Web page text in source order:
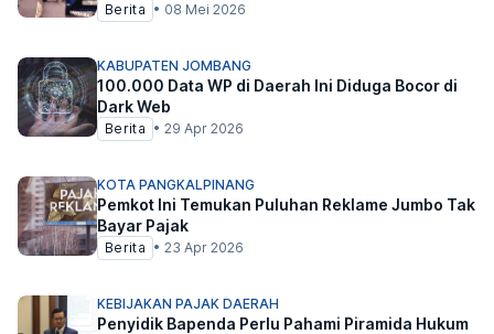
Berita • 08 Mei 2026
KABUPATEN JOMBANG
100.000 Data WP di Daerah Ini Diduga Bocor di
Dark Web
Berita • 29 Apr 2026
KOTA PANGKALPINANG
Pemkot Ini Temukan Puluhan Reklame Jumbo Tak
Bayar Pajak
Berita • 23 Apr 2026
KEBIJAKAN PAJAK DAERAH
Penyidik Bapenda Perlu Pahami Piramida Hukum